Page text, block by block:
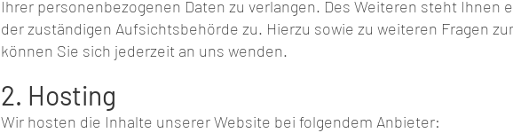
Ihrer personenbezogenen Daten zu verlangen. Des Weiteren steht Ihnen
der zuständigen Aufsichtsbehörde zu. Hierzu sowie zu weiteren Fragen
können Sie sich jederzeit an uns wenden.
2. Hosting
Wir hosten die Inhalte unserer Website bei folgendem Anbieter: